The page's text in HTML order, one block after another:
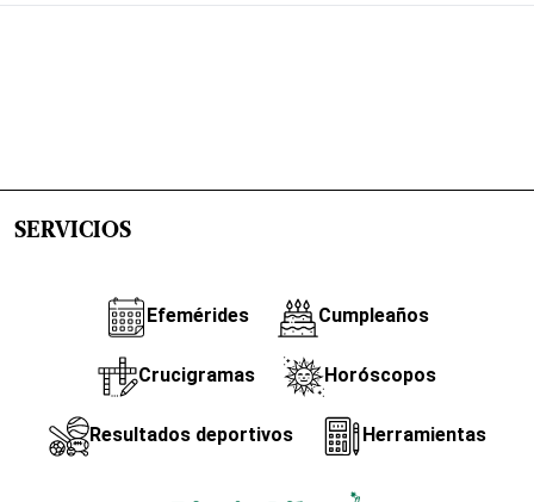
SERVICIOS
Efemérides Cumpleaños
Crucigramas Horóscopos
Resultados deportivos Herramientas